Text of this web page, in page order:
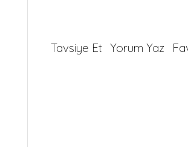
Tavsiye Et Yorum Yaz